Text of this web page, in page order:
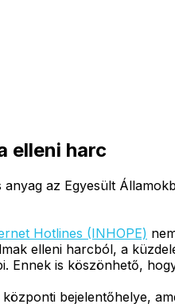
elleni harc
az Egyesült
Hotlines (INHOPE)
elleni harcból, a
Ennek is köszönhető,
bejelentőhelye,